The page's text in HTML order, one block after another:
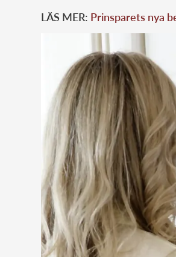
LÄS MER: Prinsparets nya